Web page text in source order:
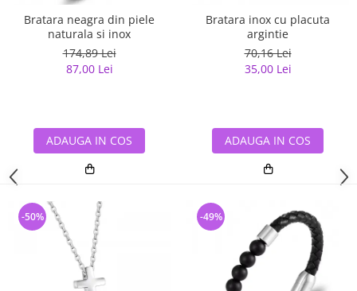
Bratara neagra din piele
naturala si inox
174,89 Lei
87,00 Lei
ADAUGA IN COS
Bratara inox cu placuta
argintie
70,16 Lei
35,00 Lei
ADAUGA IN COS
-50% -49%